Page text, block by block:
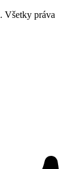
Všetky práva